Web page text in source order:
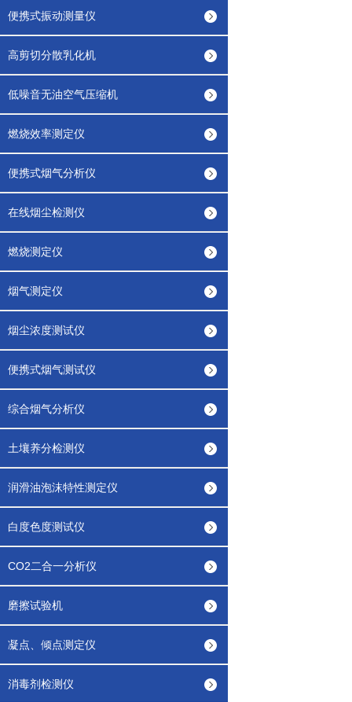
便携式振动测量仪
高剪切分散乳化机
低噪音无油空气压缩机
燃烧效率测定仪
便携式烟气分析仪
在线烟尘检测仪
燃烧测定仪
烟气测定仪
烟尘浓度测试仪
便携式烟气测试仪
综合烟气分析仪
土壤养分检测仪
润滑油泡沫特性测定仪
白度色度测试仪
CO2二合一分析仪
磨擦试验机
凝点、倾点测定仪
消毒剂检测仪